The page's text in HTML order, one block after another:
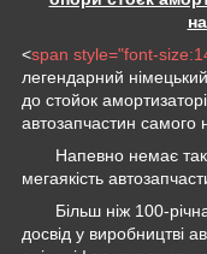
<span style="font-
легендарний
до стойок
автозапчастин самого
Напевно немає
мегаякість
Більш ніж 100-річна
досвід у виробництві